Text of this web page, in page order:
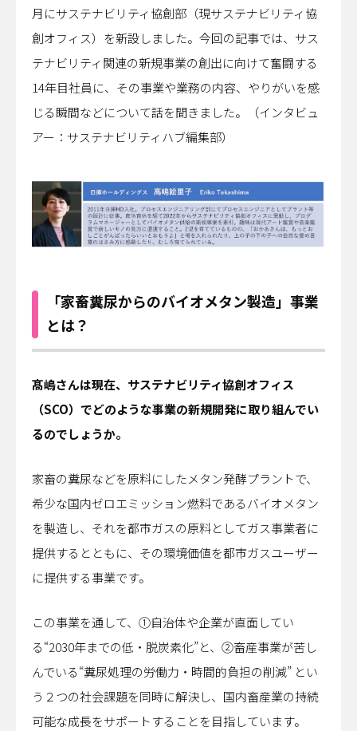
グループ会社サイト｜
日揮ホールディングス株式会社
日揮触媒化成株式会社
日揮ユニバーサル株式会社
日揮商事株式会社
日本ファインセラミックス株式会社
青森日揮プランテック株式会社
株式会社プラントエンジニアリング盛岡
日揮パラレルテクノロジーズ
日揮みらい投資事業有限責任組合
かもめミライ水産株式会社
JGC Digital株式会社
株式会社RePEaT
株式会社コンクルー
月にサステナビリティ協創部（現サステナビリティ協
創オフィス）を新設しました。今回の記事では、サス
テナビリティ関連の新規事業の創出に向けて奮闘する
14年目社員に、その事業や業務の内容、やりがいを感
じる瞬間などについて話を聞きました。（インタビュ
アー：サステナビリティハブ編集部）
「家畜糞尿からのバイオメタン製造」事業
とは？
――髙嶋さんは現在、サステナビリティ協創オフィス
（SCO）でどのような事業の新規開発に取り組んでい
るのでしょうか。
家畜の糞尿などを原料にしたメタン発酵プラントで、
希少な国内ゼロエミッション燃料であるバイオメタン
を製造し、それを都市ガスの原料としてガス事業者に
提供するとともに、その環境価値を都市ガスユーザー
に提供する事業です。
この事業を通して、①自治体や企業が直面してい
る“2030年までの低・脱炭素化”と、②畜産事業が苦し
んでいる“糞尿処理の労働力・時間的負担の削減” とい
う２つの社会課題を同時に解決し、国内畜産業の持続
可能な成長をサポートすることを目指しています。